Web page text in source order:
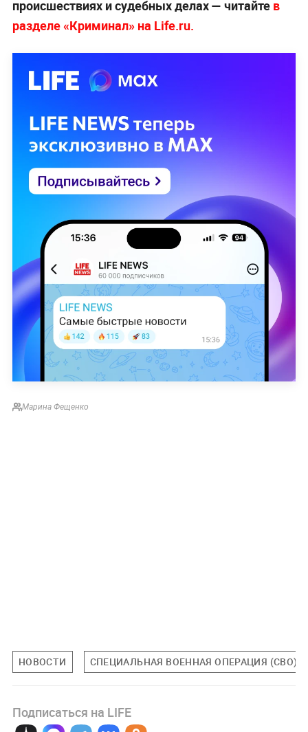
происшествиях и судебных делах — читайтев
разделе «Криминал» на Life.ru.
Марина Фещенко
НОВОСТИ СПЕЦИАЛЬНАЯ ВОЕННАЯ ОПЕРАЦИЯ (СВО)
Подписаться на LIFE